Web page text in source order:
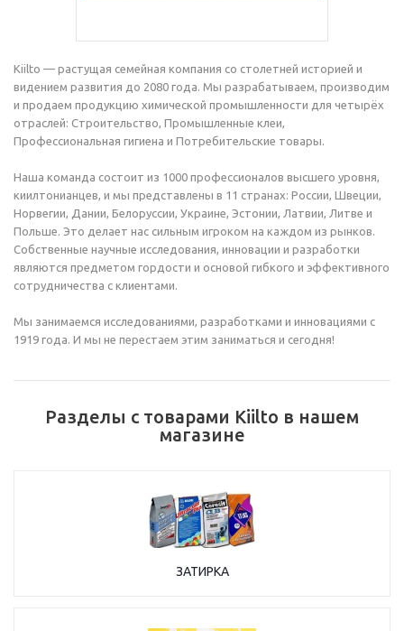
Kiilto — растущая семейная компания со столетней историей и
видением развития до 2080 года. Мы разрабатываем, производим
и продаем продукцию химической промышленности для четырёх
отраслей: Строительство, Промышленные клеи,
Профессиональная гигиена и Потребительские товары.
Наша команда состоит из 1000 профессионалов высшего уровня,
киилтонианцев, и мы представлены в 11 странах: России, Швеции,
Норвегии, Дании, Белоруссии, Украине, Эстонии, Латвии, Литве и
Польше. Это делает нас сильным игроком на каждом из рынков.
Собственные научные исследования, инновации и разработки
являются предметом гордости и основой гибкого и эффективного
сотрудничества с клиентами.
Мы занимаемся исследованиями, разработками и инновациями с
1919 года. И мы не перестаем этим заниматься и сегодня!
Разделы с товарами Kiilto в нашем
магазине
ЗАТИРКА